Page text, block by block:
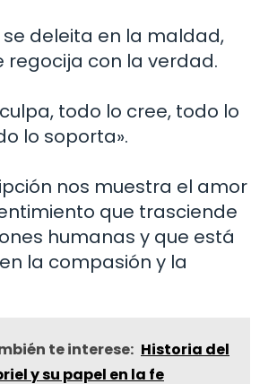
se deleita en la maldad,
regocija con la verdad.
todo lo cree, todo lo
lo soporta».
nos muestra el amor
que trasciende
humanas y que está
la compasión y la
te interese: Historia del
y su papel en la fe